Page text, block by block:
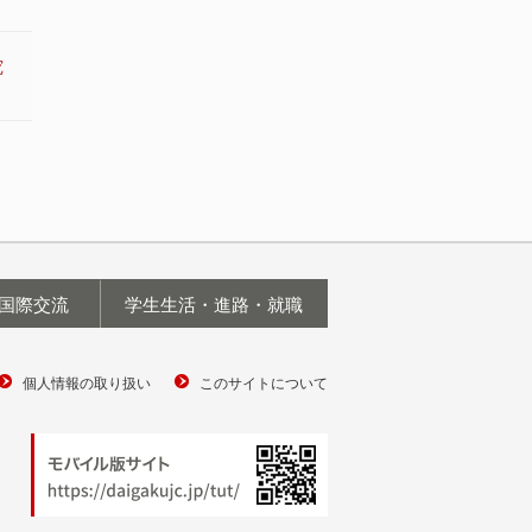
国際交流 学生生活・進路・就職
個人情報の取り扱い このサイトについて